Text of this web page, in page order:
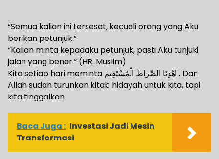
“Semua kalian ini tersesat, kecuali orang yang Aku
berikan petunjuk.”
“Kalian minta kepadaku petunjuk, pasti Aku tunjuki
jalan yang benar.” (HR. Muslim)
Kita setiap hari meminta ‏ اهْدِنَا الصِّرَاطَ الْمُسْتَقِيم. Dan
Allah sudah turunkan kitab hidayah untuk kita, tapi
kita tinggalkan.
Baca Juga : Investasi Jadi Mesin
Transformasi